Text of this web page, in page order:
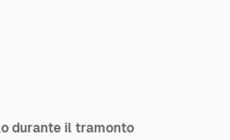
durante il tramonto